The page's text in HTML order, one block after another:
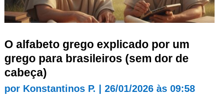
O alfabeto grego explicado por um
grego para brasileiros (sem dor de
cabeça)
por Konstantinos P. 26/01/2026 às 09:58